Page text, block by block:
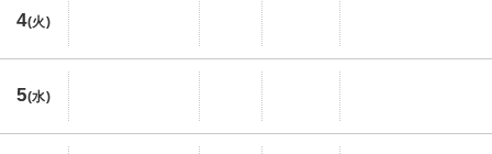
4(火)
5(水)